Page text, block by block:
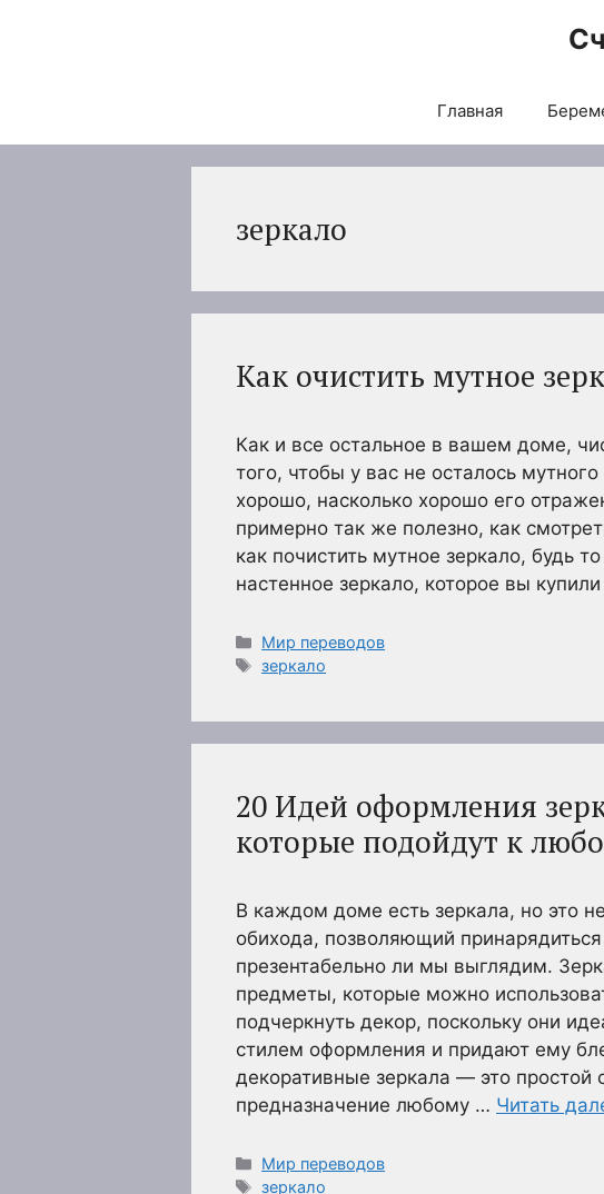
Главная
зеркало
Как очистить мутное
Как и все остальное в вашем доме,
того, чтобы у вас не осталось
хорошо, насколько хорошо его
примерно так же полезно, как
как почистить мутное зеркало, будь
настенное зеркало, которое вы
Рубрики
Мир переводов
Метки
зеркало
20 Идей оформления
которые подойдут к
В каждом доме есть зеркала, но это
обихода, позволяющий
презентабельно ли мы выглядим.
предметы, которые можно
подчеркнуть декор, поскольку они
стилем оформления и придают ему
декоративные зеркала — это простой
предназначение любому … Читать
Рубрики
Мир переводов
Метки
зеркало